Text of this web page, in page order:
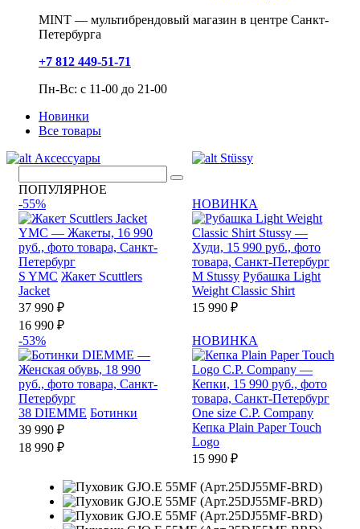
MINT — мультибрендовый магазин в центре Санкт-
Петербурга
+7 812 449-51-71
Пн-Вс: с 11-00 до 21-00
Новинки
Все товары
Аксессуары
Stüssy
ПОПУЛЯРНОЕ
-55%
S YMC Жакет Scuttlers
Jacket
37 990 ₽
16 990 ₽
НОВИНКА
M Stussy Рубашка Light
Weight Classic Shirt
15 990 ₽
-53%
38 DIEMME Ботинки
39 990 ₽
18 990 ₽
НОВИНКА
One size C.P. Company
Кепка Plain Paper Touch
Logo
15 990 ₽